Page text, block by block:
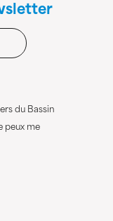
du Bassin
peux me